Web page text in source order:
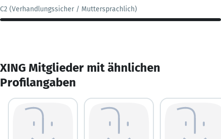
C2 (Verhandlungssicher / Muttersprachlich)
XING Mitglieder mit ähnlichen
Profilangaben